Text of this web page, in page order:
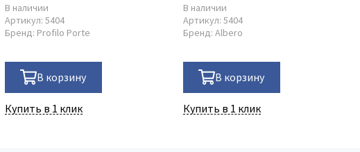
В наличии
Артикул: 5404
Бренд: Profilo Porte
В корзину
Купить в 1 клик
В наличии
Артикул: 5404
Бренд: Albero
В корзину
Купить в 1 клик